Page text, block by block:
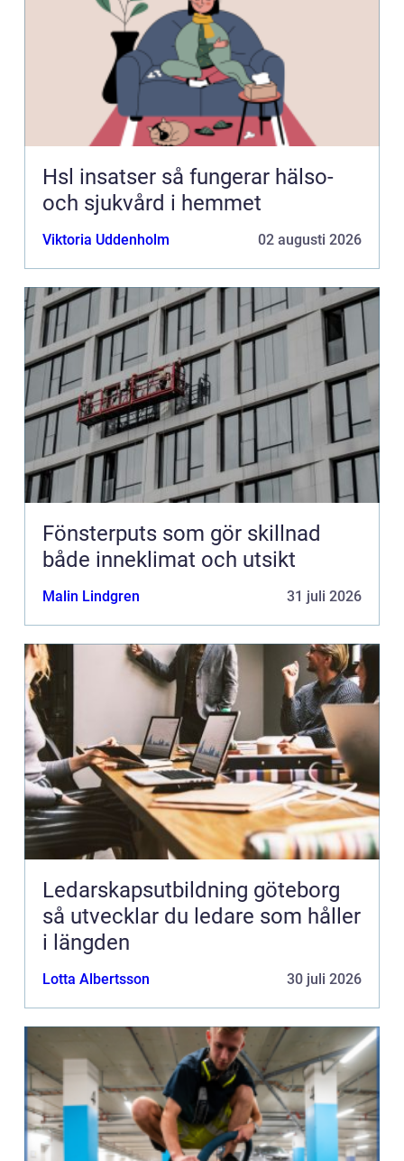
Hsl insatser så fungerar hälso-
och sjukvård i hemmet
Viktoria Uddenholm 02 augusti 2026
Fönsterputs som gör skillnad
både inneklimat och utsikt
Malin Lindgren 31 juli 2026
Ledarskapsutbildning göteborg
så utvecklar du ledare som håller
i längden
Lotta Albertsson 30 juli 2026